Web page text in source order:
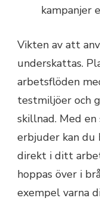
kampanjer
Vikten av att
underskattas.
arbetsflöden
testmiljöer och
skillnad. Med
erbjuder kan du
direkt i ditt
hoppas över i
exempel varna